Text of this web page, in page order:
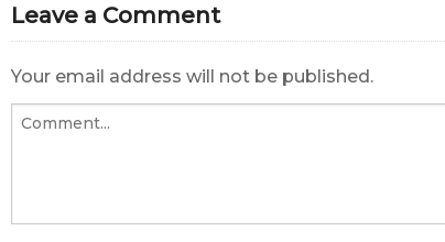
Leave a Comment
Your email address will not be published.